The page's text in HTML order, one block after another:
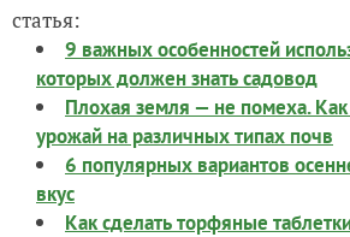
статья:
9 важных особенностей
которых должен знать садовод
Плохая земля — не помеха.
урожай на различных типах почв
6 популярных вариантов
вкус
Как сделать торфяные